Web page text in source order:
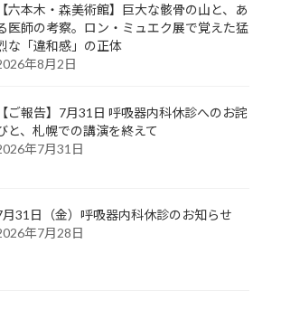
【六本木・森美術館】巨大な骸骨の山と、あ
医師の考察。ロン・ミュエク展で覚えた猛
な「違和感」の正体
年8月2日
【ご報告】7月31日 呼吸器内科休診へのお詫
と、札幌での講演を終えて
年7月31日
月31日（金）呼吸器内科休診のお知らせ
年7月28日